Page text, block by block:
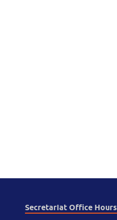
Secretariat Office Hours